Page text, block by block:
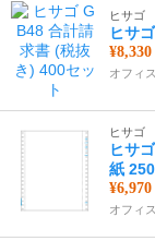
ヒサゴ
ヒサ
¥8,330
オフィ
ヒサゴ
ヒサ
紙
¥6,970
オフィ